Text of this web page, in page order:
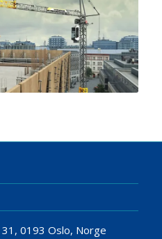
0193 Oslo, Norge